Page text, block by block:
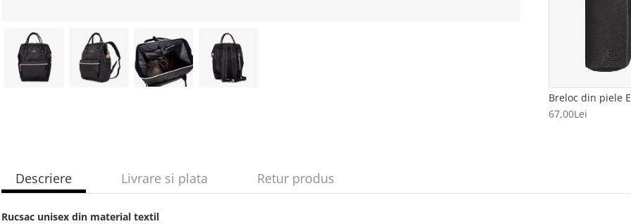
67,00Lei
Descriere Livrare si plata Retur produs
Rucsac unisex din material textil